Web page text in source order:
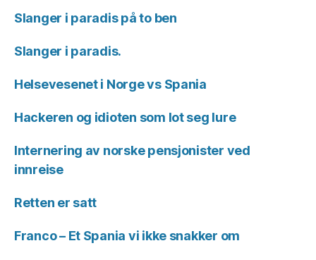
Slanger i paradis på to ben
Slanger i paradis.
Helsevesenet i Norge vs Spania
Hackeren og idioten som lot seg lure
Internering av norske pensjonister ved
innreise
Retten er satt
Franco – Et Spania vi ikke snakker om